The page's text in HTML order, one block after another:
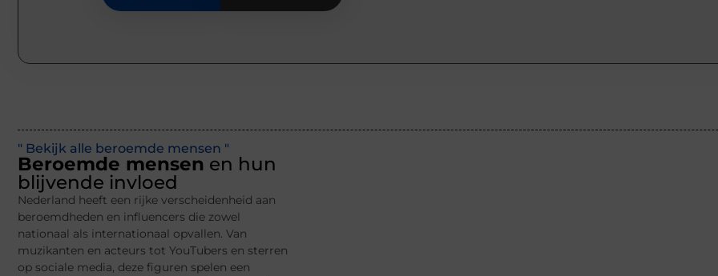
" Bekijk alle beroemde mensen "
Beroemde mensen en hun
blijvende invloed
Nederland heeft een rijke verscheidenheid aan
beroemdheden en influencers die zowel
nationaal als internationaal opvallen. Van
muzikanten en acteurs tot YouTubers en sterren
op sociale media, deze figuren spelen een